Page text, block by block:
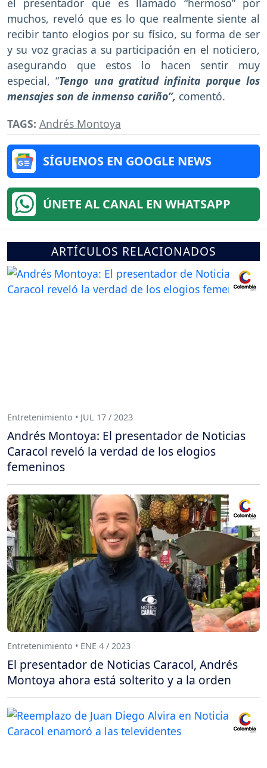
muchos, reveló que es lo que realmente siente al
recibir tanto elogios por su físico, su forma de ser
y su voz gracias a su participación en el noticiero,
asegurando que estos lo hacen sentir muy
especial, “Tengo una gratitud infinita porque los
mensajes son de inmenso cariño”, comentó.
TAGS: Andrés Montoya
SÍGUENOS EN GOOGLE NEWS
ÚNETE AL CANAL EN WHATSAPP
ARTÍCULOS RELACIONADOS
Entretenimiento • JUL 17 / 2023
Andrés Montoya: El presentador de Noticias
Caracol reveló la verdad de los elogios
femeninos
Entretenimiento • ENE 4 / 2023
El presentador de Noticias Caracol, Andrés
Montoya ahora está solterito y a la orden